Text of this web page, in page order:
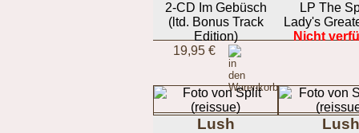
2-CD Im Gebüsch
(ltd. Bonus Track
Edition)
19,95 €
LP The
Lady's
Nicht
Lush Lush